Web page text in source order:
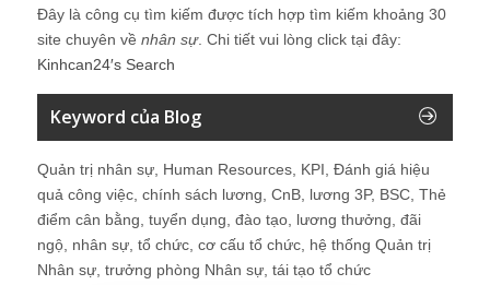
Đây là công cụ tìm kiếm được tích hợp tìm kiếm khoảng 30
site chuyên về nhân sự. Chi tiết vui lòng click tại đây:
Kinhcan24′s Search
Keyword của Blog
Quản trị nhân sự, Human Resources, KPI, Đánh giá hiệu
quả công việc, chính sách lương, CnB, lương 3P, BSC, Thẻ
điểm cân bằng, tuyển dụng, đào tạo, lương thưởng, đãi
ngộ, nhân sự, tổ chức, cơ cấu tổ chức, hệ thống Quản trị
Nhân sự, trưởng phòng Nhân sự, tái tạo tổ chức